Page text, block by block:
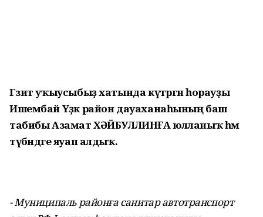
Гәзит уҡыусыбыҙ хатында күтәргән һорауҙы
Ишембай Үҙәк район дауаханаһының баш
табибы Азамат ХӘЙБУЛЛИНҒА юлланыҡ һәм
түбәндәге яуап алдыҡ.
- Муниципаль районға санитар автотранспорт